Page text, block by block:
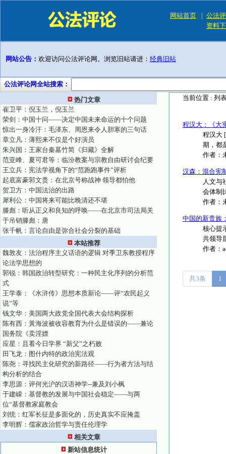
网站首页 | 公法
资料
网站公告： 欢迎访问公法评论网。浏览旧站请进： 经典旧站
公法评论网全站搜索：
热门文章
崔卫平：倪玉兰，倪玉兰
荣剑：中国十问——决定中国未来命运的十个问题
惊出一身冷汗：毛泽东、周恩来令人胆寒的三句话
章立凡：薄熙来不仅是个好演员
朱兴国：王家台秦墓竹简《归藏》全解
范亚峰、夏可君等：临汾教案与宗教自由研讨会纪要
王立兵：宪法学视角下的“范跑跑事件”评析
起底富豪郭文贵：在北京号称战神 领导都怕他
贺卫方：中国法治的出路
犀利公：中国将来可能比晚清还不堪
滕彪：听从正义和良知的呼唤——在北京市司法局关
于吊销滕彪：唐
张千帆：言论自由是弥合社会分裂的基础
本站推荐
魏敦友：法治程序主义话语的逻辑 对季卫东教授程序
论法学思想的
郭锐：韩国政治转型研究：一种民主化序列的分析范
式
王学泰：《水浒传》思想本质新论——评“农民起义
说”等
钱文华：美国两大政党全国代表大会结构探析
陈有西：黃海波被收容教育为什么是错误的——兼论
国务院《卖淫嫖
应星：且看今日学界 “新父”之朽败
田飞龙：图什内特的政治宪法观
陈尧：寻找民主化研究的新路径——行为者方法与结
构分析的结合
李思源：评何光沪的汉语神学--兼及刘小枫
于建嵘：基督教的发展与中国社会稳定——与两
位“基督教家庭教会
刘统：红军长征是多面化的，历史真实不应掩盖
李明辉：儒家政治哲学与责任伦理学
相关文章
新站信息统计
当前位置 : 列
程汉大：《大
程汉大
期，都
作者：
汉森：混合宪
人文与
会体制
作者：
中国的新贵族
核心提
共领导
作者：
共3条 1